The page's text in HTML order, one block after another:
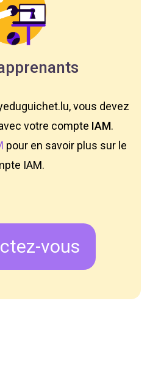
vous devez
votre compte IAM.
pour en savoir plus sur le
IAM.
vous